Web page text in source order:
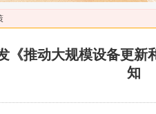
《推动大规模设备更新
知